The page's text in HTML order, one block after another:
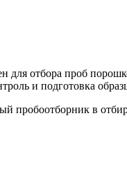
для отбора проб
и подготовка
пробоотборник в